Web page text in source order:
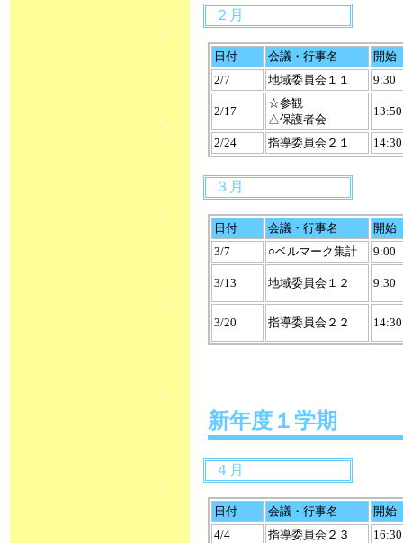
２月
日付 会議・行事名
開始
2/7
地域委員会１１ 9:30
2/17
☆参観
△保護者会
13:50
2/24 指導委員会２１ 14:30
３月
日付 会議・行事名
開始
3/7
○ベルマーク集計 9:00
3/13 地域委員会１２ 9:30
3/20 指導委員会２２ 14:30
新年度１学期
４月
日付 会議・行事名
開始
4/4
指導委員会２３ 16:30